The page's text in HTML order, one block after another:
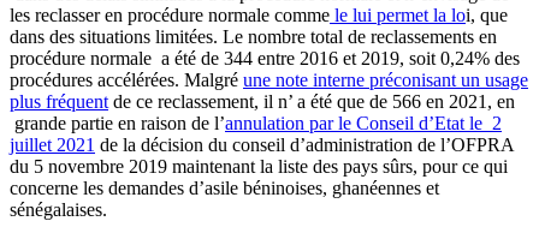
les reclasser en procédure normale comme le lui permet la loi, que
dans des situations limitées. Le nombre total de reclassements en
procédure normale a été de 344 entre 2016 et 2019, soit 0,24% des
procédures accélérées. Malgré une note interne préconisant un usage
plus fréquent de ce reclassement, il n’ a été que de 566 en 2021, en
grande partie en raison de l’annulation par le Conseil d’Etat le 2
juillet 2021 de la décision du conseil d’administration de l’OFPRA
du 5 novembre 2019 maintenant la liste des pays sûrs, pour ce qui
concerne les demandes d’asile béninoises, ghanéennes et
sénégalaises.